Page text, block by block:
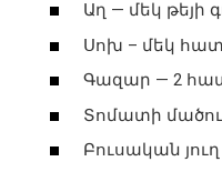
Աղ — մեկ թեյի
Սոխ – մեկ
Գազար — 2
Տոմատի
Բուսական